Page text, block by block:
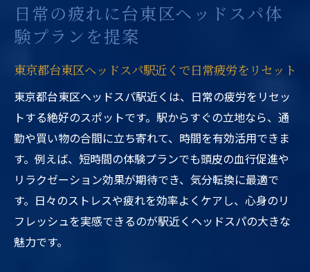
日常の疲れに台東区ヘッドスパ体
験プランを提案
東京都台東区ヘッドスパ駅近くで日常疲労をリセット
東京都台東区ヘッドスパ駅近くは、日常の疲労をリセッ
トする絶好のスポットです。駅からすぐの立地なら、通
勤や買い物の合間に立ち寄れて、時間を有効活用できま
す。例えば、短時間の体験プランでも頭皮の血行促進や
リラクゼーション効果が期待でき、気分転換に最適で
す。日々のストレスや疲れを効率よくケアし、心身のリ
フレッシュを実感できるのが駅近くヘッドスパの大きな
魅力です。